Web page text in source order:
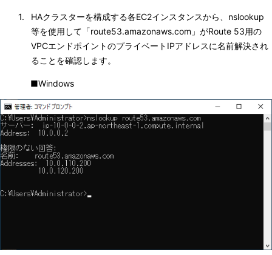
1.
HAクラスターを構成する各EC2インスタンスから、nslookup
等を使用して「route53.amazonaws.com」がRoute 53用の
VPCエンドポイントのプライベートIPアドレスに名前解決され
ることを確認します。
■Windows